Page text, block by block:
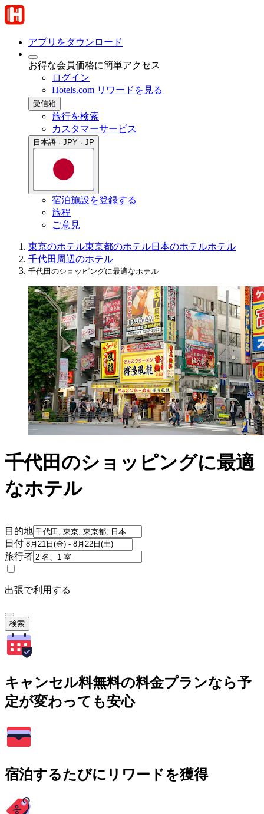
アプリをダウンロード
お得な会員価格に簡単アクセス
ログイン
Hotels.com リワードを見る
受信箱
旅行を検索
カスタマーサービス
日本語 · JPY · JP
宿泊施設を登録する
旅程
ご意見
東京のホテル東京都のホテル日本のホテルホテル
千代田周辺のホテル
千代田のショッピングに最適なホテル
千代田のショッピングに最適
なホテル
目的地
日付
旅行者
出張で利用する
検索
キャンセル料無料の料金プランなら予
定が変わっても安心
宿泊するたびにリワードを獲得